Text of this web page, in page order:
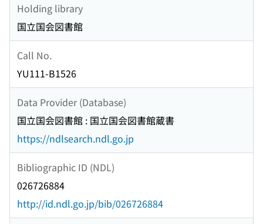
Holding library
国立国会図書館
Call No.
YU111-B1526
Data Provider (Database)
国立国会図書館 : 国立国会図書館蔵書
https://ndlsearch.ndl.go.jp
Bibliographic ID (NDL)
026726884
http://id.ndl.go.jp/bib/026726884